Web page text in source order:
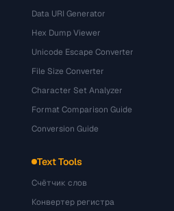
Data URI Generator
Hex Dump Viewer
Unicode Escape Converter
File Size Converter
Character Set Analyzer
Format Comparison Guide
Conversion Guide
Text Tools
Счётчик слов
Конвертер регистра